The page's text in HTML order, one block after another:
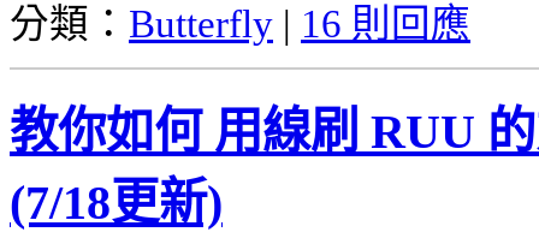
分類： Butterfly | 16 則回應
教你如何 用線刷 RUU
(7/18更新)